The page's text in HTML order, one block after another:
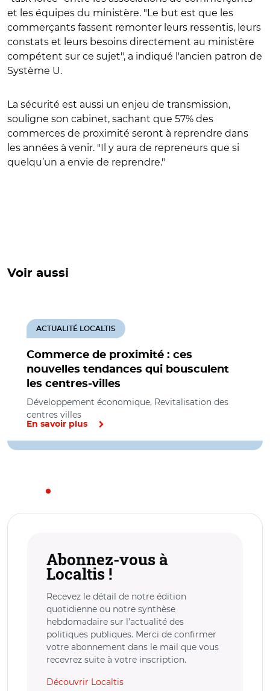
et les équipes du ministère. "Le but est que les
commerçants fassent remonter leurs ressentis, leurs
constats et leurs besoins directement au ministère
compétent sur ce sujet", a indiqué l'ancien patron de
Système U.
La sécurité est aussi un enjeu de transmission,
souligne son cabinet, sachant que 57% des
commerces de proximité seront à reprendre dans
les années à venir. "Il y aura de repreneurs que si
quelqu’un a envie de reprendre."
Voir aussi
Commerce de proximité : ces
nouvelles tendances qui bousculent
les centres-villes
ACTUALITÉ LOCALTIS
Développement économique, Revitalisation des
centres villes
En savoir plus
Abonnez-vous à
Localtis !
Recevez le détail de notre édition
quotidienne ou notre synthèse
hebdomadaire sur l’actualité des
politiques publiques. Merci de confirmer
votre abonnement dans le mail que vous
recevrez suite à votre inscription.
Découvrir Localtis